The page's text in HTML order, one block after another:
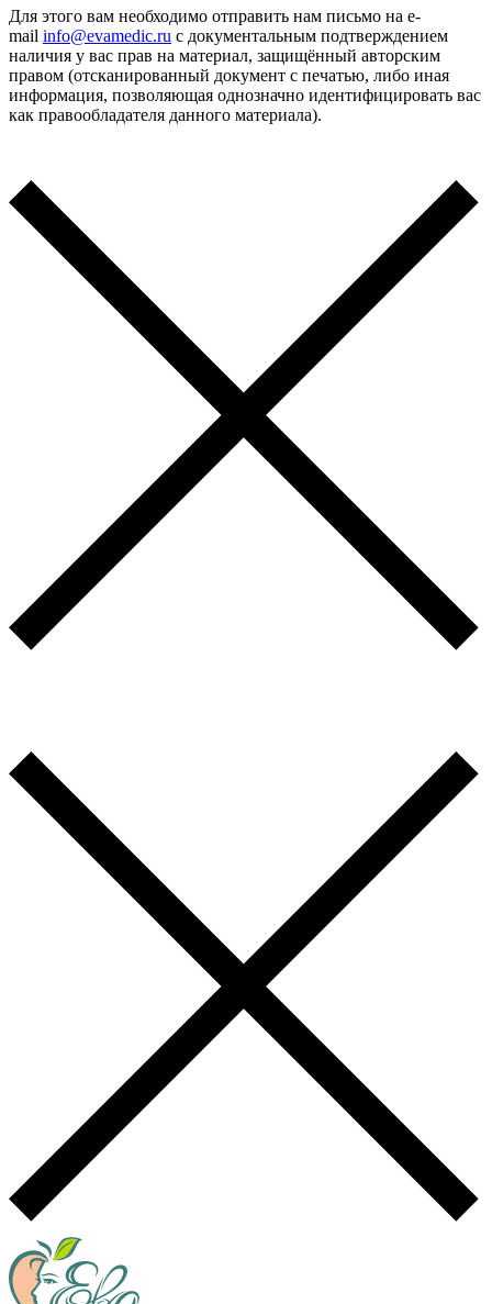
Для этого вам необходимо отправить нам письмо на e-
mail info@evamedic.ru с документальным подтверждением
наличия у вас прав на материал, защищённый авторским
правом (отсканированный документ с печатью, либо иная
информация, позволяющая однозначно идентифицировать вас
как правообладателя данного материала).